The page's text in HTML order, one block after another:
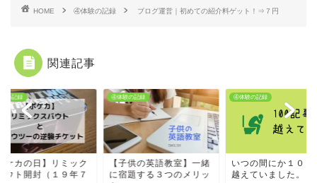
HOME ④体験の記録 ブログ運営｜初めての紹介料ゲット！⇒７円
関連記事
の記録
ケカの日】リミック
ウト開封（１９年７
④体験の記録
【子供の英語教室】一緒
に宿題する３つのメリッ
④体験の記録
いつの間にか１００
越えていました。